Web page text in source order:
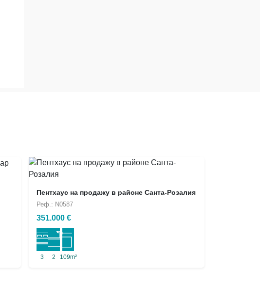
Пентхаус на продажу в районе Санта-Розалия
Реф.: N0587
351.000 €
3 2 109m²